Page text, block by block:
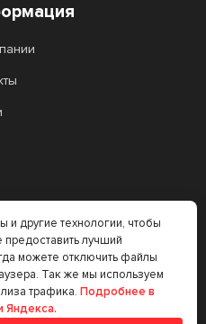
и другие технологии, чтобы
предоставить лучший
можете отключить файлы
Так же мы используем
трафика. Подробнее в
Яндекса.